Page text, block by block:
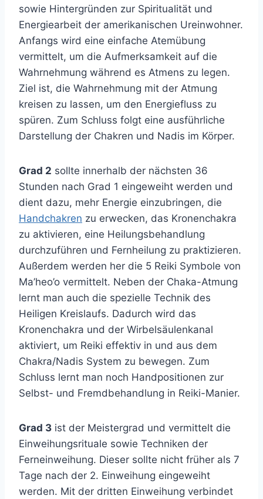
sowie Hintergründen zur Spiritualität und
Energiearbeit der amerikanischen Ureinwohner.
Anfangs wird eine einfache Atemübung
vermittelt, um die Aufmerksamkeit auf die
Wahrnehmung während es Atmens zu legen.
Ziel ist, die Wahrnehmung mit der Atmung
kreisen zu lassen, um den Energiefluss zu
spüren. Zum Schluss folgt eine ausführliche
Darstellung der Chakren und Nadis im Körper.
Grad 2 sollte innerhalb der nächsten 36
Stunden nach Grad 1 eingeweiht werden und
dient dazu, mehr Energie einzubringen, die
Handchakren zu erwecken, das Kronenchakra
zu aktivieren, eine Heilungsbehandlung
durchzuführen und Fernheilung zu praktizieren.
Außerdem werden her die 5 Reiki Symbole von
Ma’heo’o vermittelt. Neben der Chaka-Atmung
lernt man auch die spezielle Technik des
Heiligen Kreislaufs. Dadurch wird das
Kronenchakra und der Wirbelsäulenkanal
aktiviert, um Reiki effektiv in und aus dem
Chakra/Nadis System zu bewegen. Zum
Schluss lernt man noch Handpositionen zur
Selbst- und Fremdbehandlung in Reiki-Manier.
Grad 3 ist der Meistergrad und vermittelt die
Einweihungsrituale sowie Techniken der
Ferneinweihung. Dieser sollte nicht früher als 7
Tage nach der 2. Einweihung eingeweiht
werden. Mit der dritten Einweihung verbindet